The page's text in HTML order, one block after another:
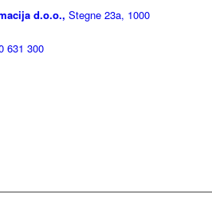
d.o.o., Stegne 23a, 1000
631 300